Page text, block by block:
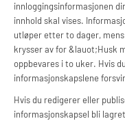
innloggingsinformasjonen
innhold skal vises.
utløper etter to dager,
krysser av for &lauot;Husk
oppbevares i to uker. Hvis
informasjonskapslene
Hvis du redigerer eller
informasjonskapsel bli